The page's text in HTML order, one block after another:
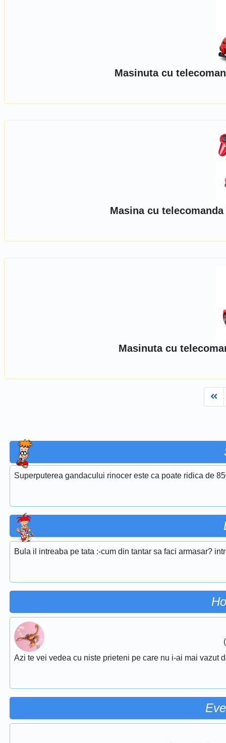
Masinuta cu
Masina cu
Masinuta cu
Superputerea gandacului rinocer este ca poate ridica de
Bula il intreaba pe tata :-cum din tantar sa faci armasar?
Azi te vei vedea cu niste prieteni pe care nu i-ai mai vazut